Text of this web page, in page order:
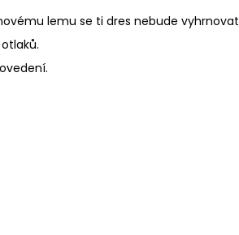
lemu se ti dres nebude